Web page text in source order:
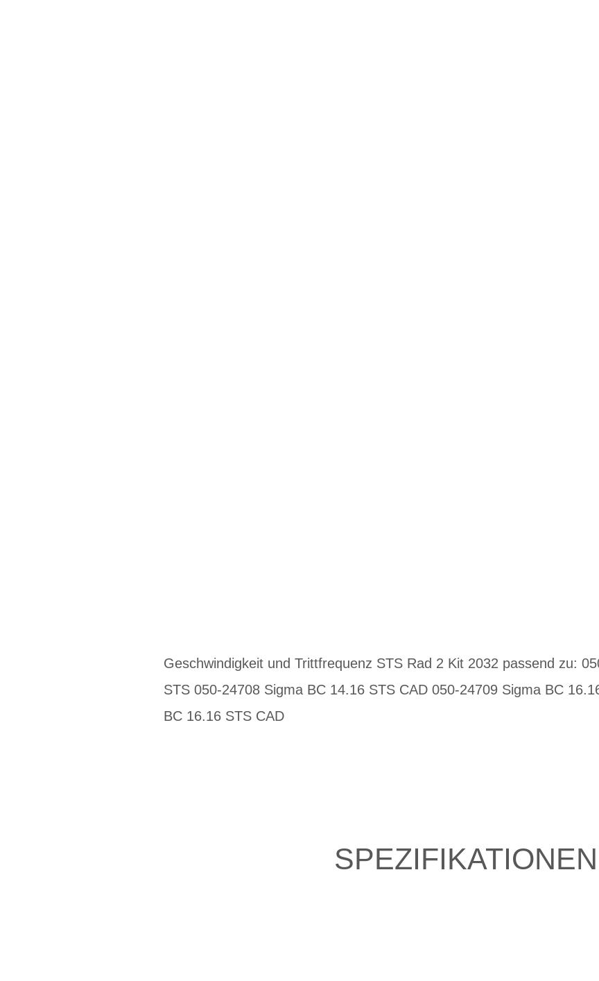
Geschwindigkeit und Trittfrequenz STS Rad 2 Kit 2032 passend zu:
STS 050-24708 Sigma BC 14.16 STS CAD 050-24709 Sigma BC
BC 16.16 STS CAD
SPEZIFIKATIONEN